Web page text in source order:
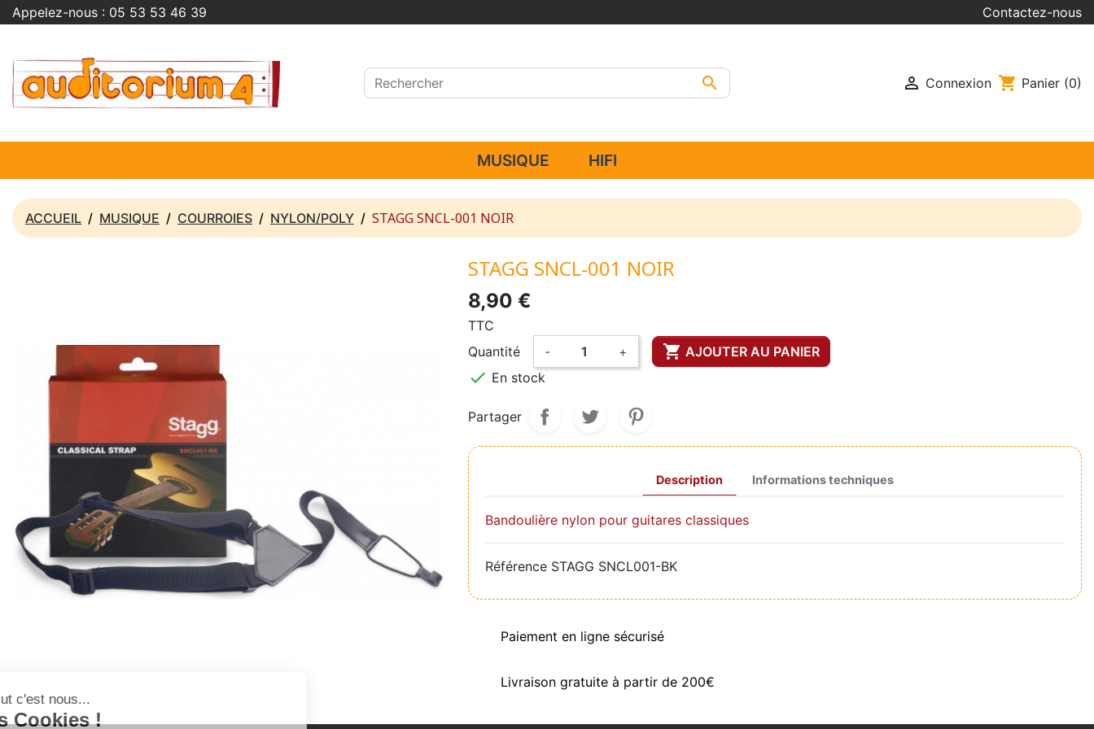
Appelez-nous : 05 53 53 46 39 Contactez-nous
  Connexion shopping_cart Panier (0)
MUSIQUE HIFI
ACCUEIL MUSIQUE COURROIES NYLON/POLY STAGG SNCL-001 NOIR
STAGG SNCL-001 NOIR
8,90 €
TTC
Quantité
- +  AJOUTER AU PANIER
 En stock
Partager
Description Informations techniques
Bandoulière nylon pour guitares classiques
Référence STAGG SNCL001-BK
Paiement en ligne sécurisé
Livraison gratuite à partir de 200€
Salut c'est nous...
les Cookies !